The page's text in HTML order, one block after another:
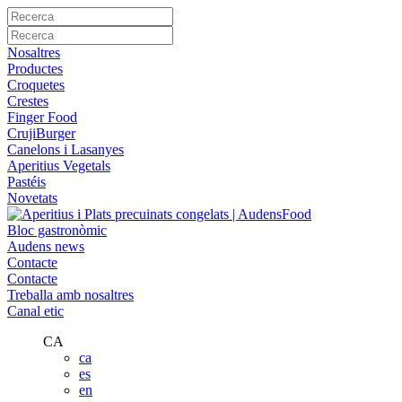
Nosaltres
Productes
Croquetes
Crestes
Finger Food
CrujiBurger
Canelons i Lasanyes
Aperitius Vegetals
Pastéis
Novetats
Bloc gastronòmic
Audens news
Contacte
Contacte
Treballa amb nosaltres
Canal etic
CA
ca
es
en